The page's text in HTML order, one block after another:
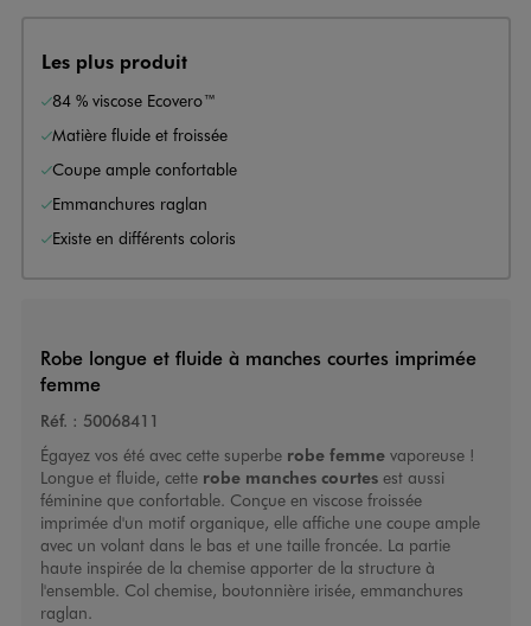
Les plus produit
84 % viscose Ecovero™
Matière fluide et froissée
Coupe ample confortable
Emmanchures raglan
Existe en différents coloris
Robe longue et fluide à manches courtes imprimée
femme
Réf. : 50068411
Égayez vos été avec cette superbe robe femmevaporeuse !
Longue et fluide, cette robe manches courtes est aussi
féminine que confortable. Conçue en viscose froissée
imprimée d'un motif organique, elle affiche une coupe ample
avec un volant dans le bas et une taille froncée. La partie
haute inspirée de la chemise apporter de la structure à
l'ensemble. Col chemise, boutonnière irisée, emmanchures
raglan.